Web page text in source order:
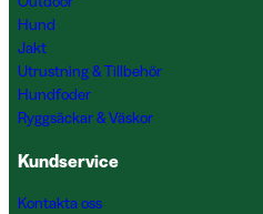
Hund
Jakt
Utrustning & Tillbehör
Hundfoder
Ryggsäckar & Väskor
Kundservice
Kontakta oss